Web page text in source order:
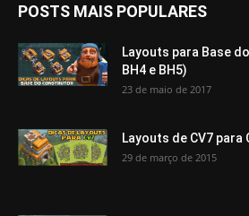
POSTS MAIS POPULARES
Layouts para Base
BH4 e BH5)
23 de maio de 2017
Layouts de CV7 para
29 de março de 2015